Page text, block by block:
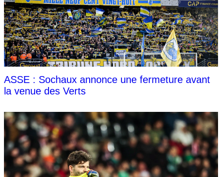
ASSE : Sochaux annonce une fermeture avant
la venue des Verts